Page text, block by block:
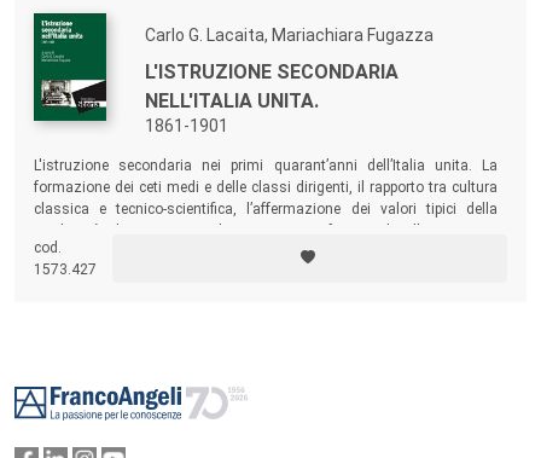
Carlo G. Lacaita, Mariachiara Fugazza
L'ISTRUZIONE SECONDARIA
NELL'ITALIA UNITA.
1861-1901
L'istruzione secondaria nei primi quarant’anni dell’Italia unita. La
formazione dei ceti medi e delle classi dirigenti, il rapporto tra cultura
classica e tecnico-scientifica, l’affermazione dei valori tipici della
emergenti a livello economico e sociale.
cod.
1573.427